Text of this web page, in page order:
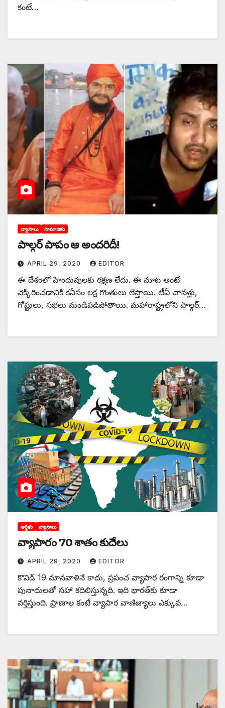
కంటే…
వ్యాసాలు సామాజికం
పాల్గర్‌ ‌పాపం ఆ అందరిదీ!
APRIL 29, 2020 EDITOR
ఈ దేశంలో హిందువులకు రక్షణ లేదు. ఈ మాట అంటే
వెక్కిరించడానికి కనీసం లక్ష గొంతులు లేస్తాయి. టీవీ చానళ్లు,
గోష్టులు, సభలు మండిపడిపోతాయి. మహారాష్ట్రలోని పాల్గర్‌…
ఆర్థికం వ్యాసాలు
వ్యాపారం 70 శాతం కుదేలు
APRIL 29, 2020 EDITOR
కొవిడ్‌ 19 ‌మానవాళినే కాదు, ప్రపంచ వ్యాపార రంగాన్ని కూడా
పునాదులతో సహా కదిలిస్తున్నది. ఇది భారత్‌కు కూడా
వర్తిస్తుంది. ప్రాణాల కంటే వ్యాపార వాణిజ్యాలు ఎక్కువ…